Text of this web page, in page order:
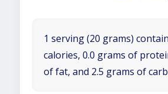
1 serving (20 grams)
calories, 0.0 grams of
of fat, and 2.5 grams of